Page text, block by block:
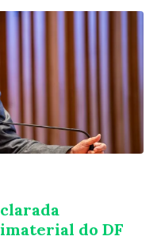
do DF